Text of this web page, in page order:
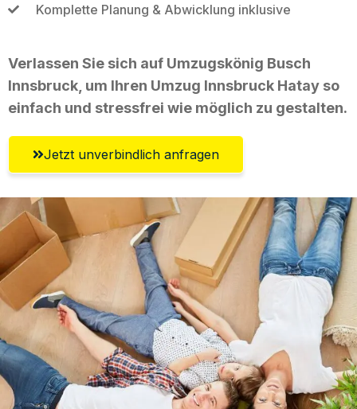
Komplette Planung & Abwicklung inklusive
Verlassen Sie sich auf Umzugskönig Busch
Innsbruck, um Ihren Umzug Innsbruck Hatay so
einfach und stressfrei wie möglich zu gestalten.
Jetzt unverbindlich anfragen